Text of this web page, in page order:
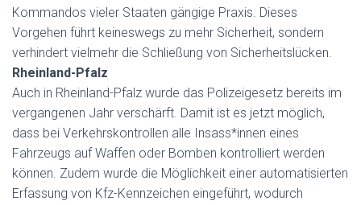
Kommandos vieler Staaten gängige Praxis. Dieses
Vorgehen führt keineswegs zu mehr Sicherheit, sondern
verhindert vielmehr die Schließung von Sicherheitslücken.
Rheinland-Pfalz
Auch in Rheinland-Pfalz wurde das Polizeigesetz bereits im
vergangenen Jahr verschärft. Damit ist es jetzt möglich,
dass bei Verkehrskontrollen alle Insass*innen eines
Fahrzeugs auf Waffen oder Bomben kontrolliert werden
können. Zudem wurde die Möglichkeit einer automatisierten
Erfassung von Kfz-Kennzeichen eingeführt, wodurch